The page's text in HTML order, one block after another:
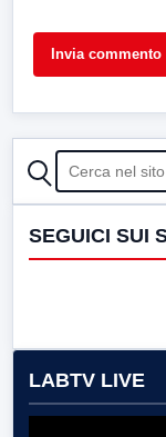
CERCA
SEGUICI SUI
LABTV LIVE